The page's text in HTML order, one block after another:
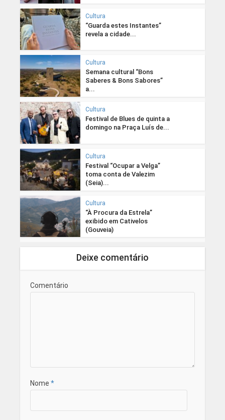
Cultura
“Guarda estes Instantes”
revela a cidade...
Cultura
Semana cultural “Bons
Saberes & Bons Sabores”
a...
Cultura
Festival de Blues de quinta a
domingo na Praça Luís de...
Cultura
Festival “Ocupar a Velga”
toma conta de Valezim
(Seia)...
Cultura
“À Procura da Estrela”
exibido em Cativelos
(Gouveia)
Deixe comentário
Comentário
Nome *